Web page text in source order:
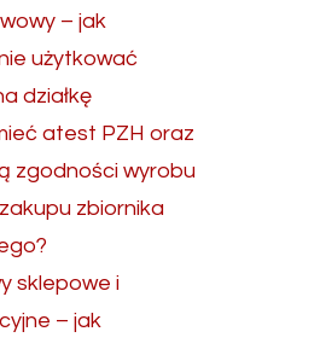
– jak
użytkować
działkę
atest PZH oraz
zgodności wyrobu
zbiornika
sklepowe i
– jak